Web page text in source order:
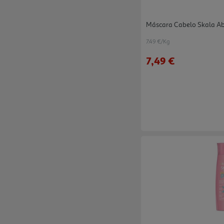
Máscara Cabelo Skala
7.49 €/Kg
7,49 €